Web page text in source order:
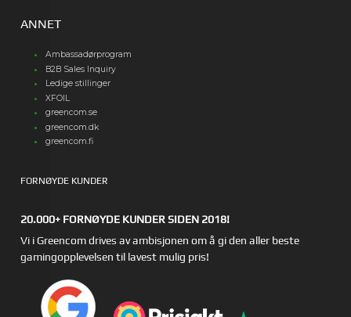
ANNET
Ambassadørprogram
B2B Sales Inquiry
Ledige stillinger
XFOIL
greencom.se
greencom.dk
greencom.fi
FORNØYDE KUNDER
20.000+ FORNØYDE KUNDER SIDEN 2018!
Vi i Greencom drives av ambisjonen om å gi den aller beste
gamingopplevelsen til lavest mulig pris!